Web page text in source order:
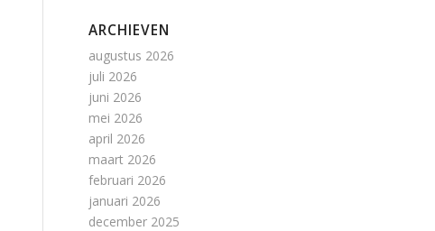
ARCHIEVEN
augustus 2026
juli 2026
juni 2026
mei 2026
april 2026
maart 2026
februari 2026
januari 2026
december 2025